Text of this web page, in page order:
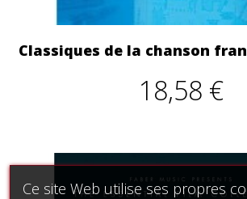
Classiques de la chanson
18,58 €
Ce site Web utilise ses propres